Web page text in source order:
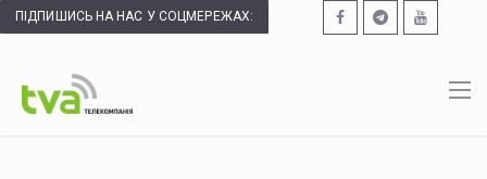
ПІДПИШИСЬ НА НАС У СОЦМЕРЕЖАХ: